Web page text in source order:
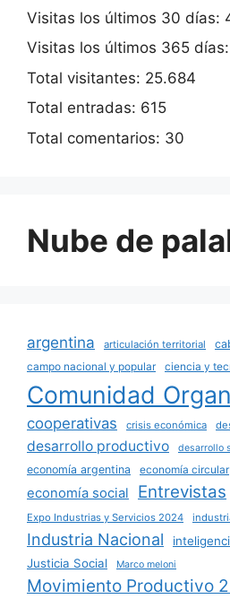
Visitas los últimos 30 días:
Visitas los últimos 365 días:
Total visitantes: 25.684
Total entradas: 615
Total comentarios: 30
Nube de
argentina articulación territorial
campo nacional y popular
ciencia y
Comunidad
cooperativas crisis económica
desarrollo productivo desarrollo
economía argentina economía circular
economía social Entrevistas
Expo Industrias y Servicios 2024
Industria Nacional
Justicia Social Marco meloni
Movimiento Productivo